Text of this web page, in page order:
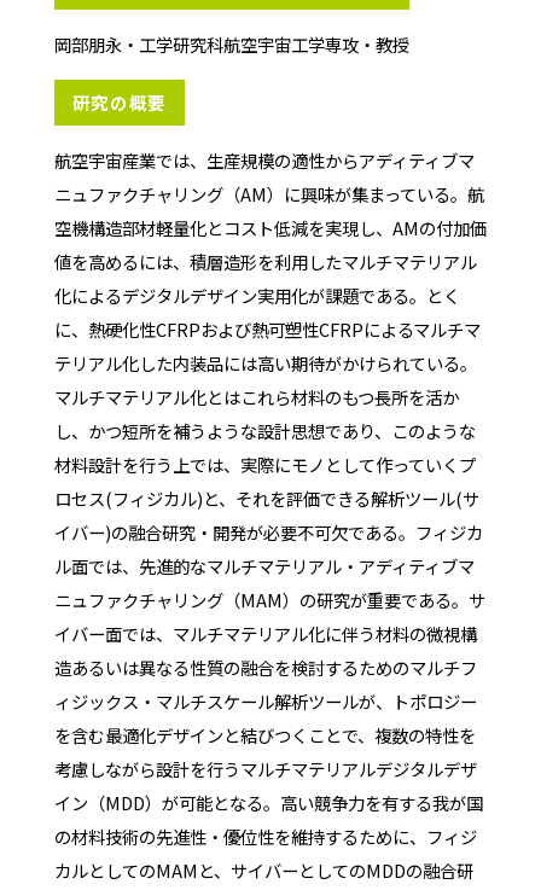
岡部朋永・工学研究科航空宇宙工学専攻・教授
研究の概要
航空宇宙産業では、生産規模の適性からアディティブマ
ニュファクチャリング（AM）に興味が集まっている。航
空機構造部材軽量化とコスト低減を実現し、AMの付加価
値を高めるには、積層造形を利用したマルチマテリアル
化によるデジタルデザイン実用化が課題である。とく
に、熱硬化性CFRPおよび熱可塑性CFRPによるマルチマ
テリアル化した内装品には高い期待がかけられている。
マルチマテリアル化とはこれら材料のもつ長所を活か
し、かつ短所を補うような設計思想であり、このような
材料設計を行う上では、実際にモノとして作っていくプ
ロセス(フィジカル)と、それを評価できる解析ツール(サ
イバー)の融合研究・開発が必要不可欠である。フィジカ
ル面では、先進的なマルチマテリアル・アディティブマ
ニュファクチャリング（MAM）の研究が重要である。サ
イバー面では、マルチマテリアル化に伴う材料の微視構
造あるいは異なる性質の融合を検討するためのマルチフ
ィジックス・マルチスケール解析ツールが、トポロジー
を含む最適化デザインと結びつくことで、複数の特性を
考慮しながら設計を行うマルチマテリアルデジタルデザ
イン（MDD）が可能となる。高い競争力を有する我が国
の材料技術の先進性・優位性を維持するために、フィジ
カルとしてのMAMと、サイバーとしてのMDDの融合研